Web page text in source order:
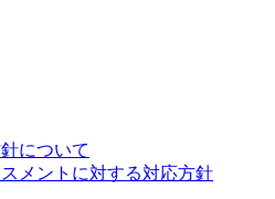
について
メントに対する対応方針